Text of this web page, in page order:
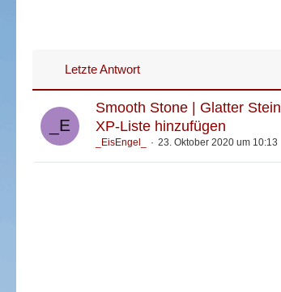
Letzte Antwort
Smooth Stone | Glatter
XP-Liste hinzufügen
_EisEngel_ 23. Oktober 2020 um 10:13